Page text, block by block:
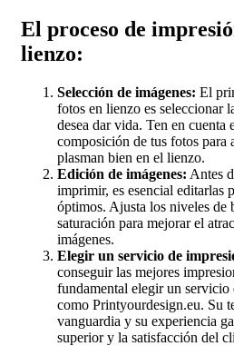
El proceso de
lienzo:
Selección de imágenes: El
fotos en lienzo es seleccionar
desea dar vida. Ten en cuenta
composición de tus fotos para
plasman bien en el lienzo.
Edición de imágenes: Antes
imprimir, es esencial editarlas
óptimos. Ajusta los niveles de
saturación para mejorar el
imágenes.
Elegir un servicio de
conseguir las mejores
fundamental elegir un
como Printyourdesign.eu. Su
vanguardia y su experiencia
superior y la satisfacción del